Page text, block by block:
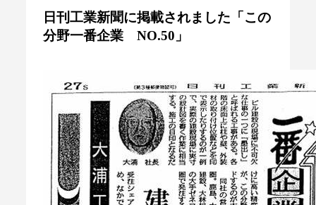
日刊工業新聞に掲載されました「この
分野一番企業 NO.50」